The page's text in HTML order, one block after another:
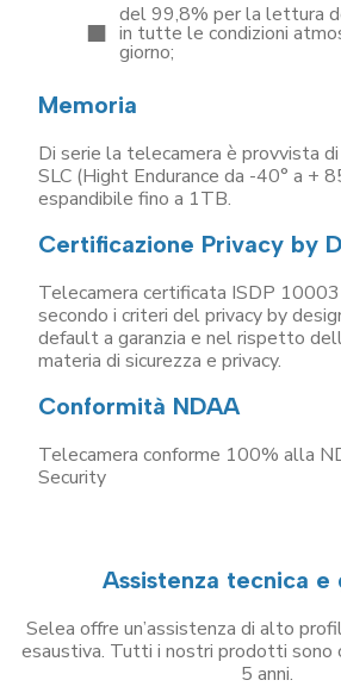
del 99,8% per la lettura
in tutte le condizioni
giorno;
Memoria
Di serie la telecamera è provvista
SLC (Hight Endurance da -40° a +
espandibile fino a 1TB.
Certificazione Privacy by
Telecamera certificata ISDP
secondo i criteri del privacy by
default a garanzia e nel rispetto
materia di sicurezza e privacy.
Conformità NDAA
Telecamera conforme 100% alla
Security
Assistenza tecnica e
Selea offre un’assistenza di alto
esaustiva. Tutti i nostri prodotti sono
5 anni.